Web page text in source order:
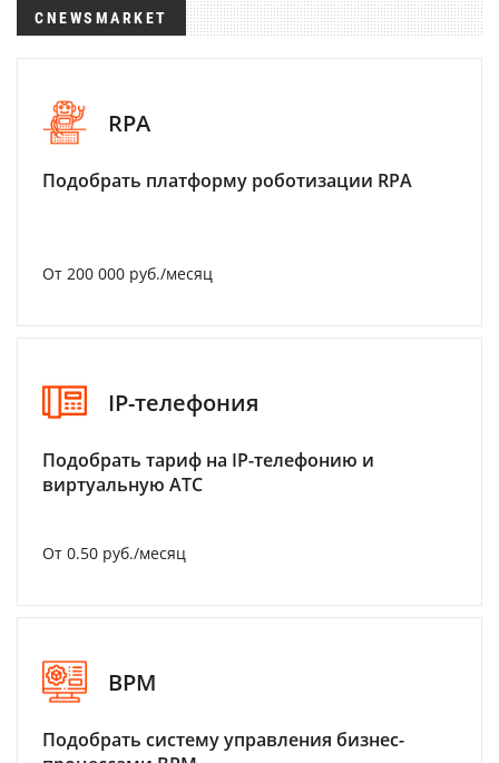
CNEWSMARKET
RPA
Подобрать платформу роботизации RPA
От 200 000 руб./месяц
IP-телефония
Подобрать тариф на IP-телефонию и
виртуальную АТС
От 0.50 руб./месяц
BPM
Подобрать систему управления бизнес-